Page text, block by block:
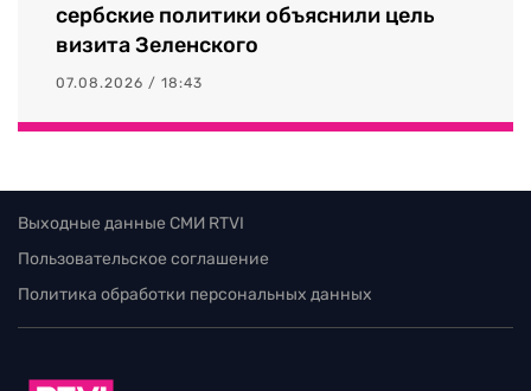
сербские политики объяснили цель
визита Зеленского
07.08.2026 / 18:43
Выходные данные СМИ RTVI
Пользовательское соглашение
Политика обработки персональных данных